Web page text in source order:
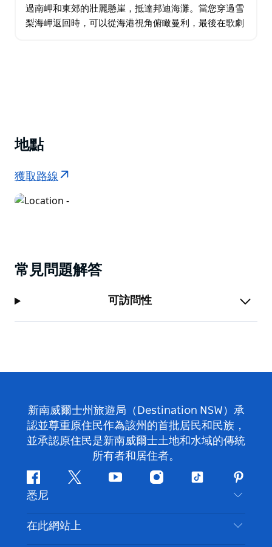
過南岬和東郊的壯麗懸崖，抵達邦迪海灘。當您穿過雪
梨海岬返回時，可以從海港視角俯瞰曼利，最後在歌劇
地點
獲取路線
常見問題解答
可訪問性
新南威爾士州旅遊局（Destination NSW）承
認並尊重原住民作為該州的首批居民和民族，
並承認原住民是新南威爾士土地和水域的傳統
所有者和居住者。
Facebook嘰
喳
喳
Youtube Instagram
抖
悉尼
聯絡我們
免責聲明
在此網站上